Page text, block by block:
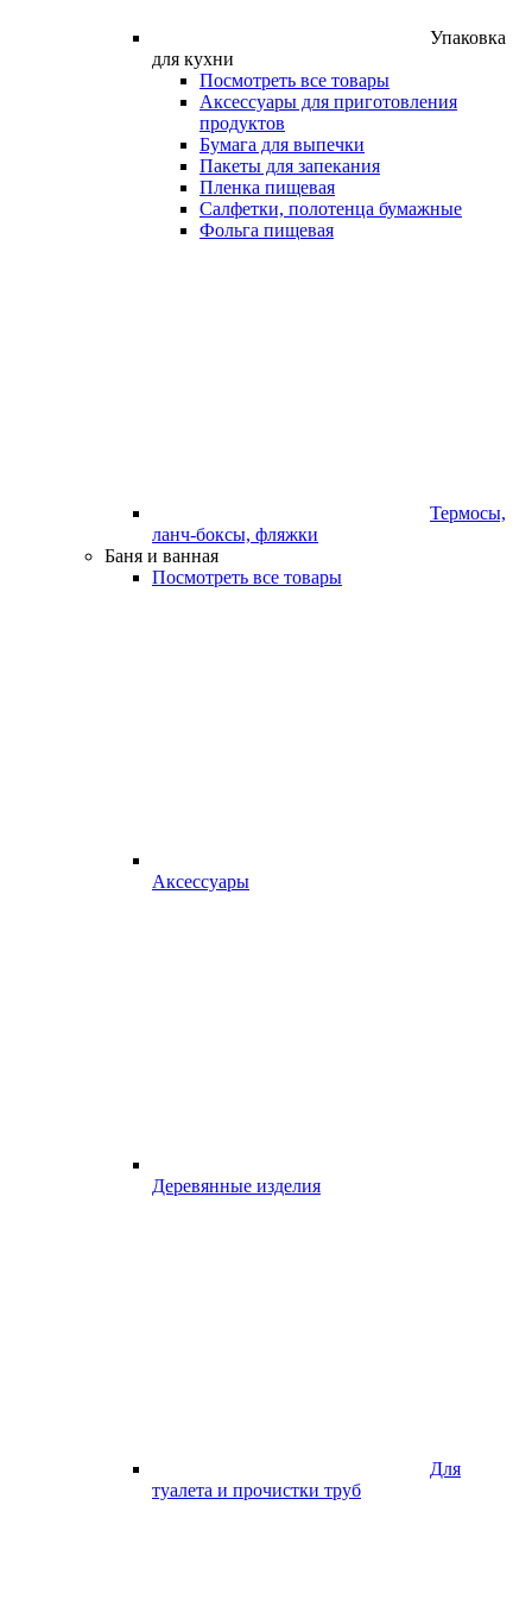
Упаковка
для кухни
Посмотреть все товары
Аксессуары для приготовления
продуктов
Бумага для выпечки
Пакеты для запекания
Пленка пищевая
Салфетки, полотенца бумажные
Фольга пищевая
Термосы,
ланч-боксы, фляжки
Баня и ванная
Посмотреть все товары
Аксессуары
Деревянные изделия
Для
туалета и прочистки труб